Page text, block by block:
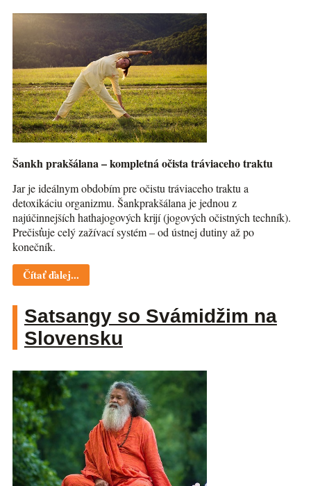
Šankh prakšálana – kompletná očista tráviaceho traktu
Jar je ideálnym obdobím pre očistu tráviaceho traktu a
detoxikáciu organizmu. Šankprakšálana je jednou z
najúčinnejších hathajogových krijí (jogových očistných techník).
Prečisťuje celý zažívací systém – od ústnej dutiny až po
konečník.
Čítať ďalej...
Satsangy so Svámidžim na
Slovensku